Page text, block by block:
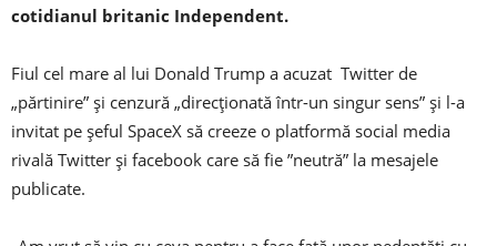
cotidianul britanic Independent.
Fiul cel mare al lui Donald Trump a acuzat Twitter de
„părtinire” și cenzură „direcționată într-un singur sens” și l-a
invitat pe șeful SpaceX să creeze o platformă social media
rivală Twitter și facebook care să fie ”neutră” la mesajele
publicate.